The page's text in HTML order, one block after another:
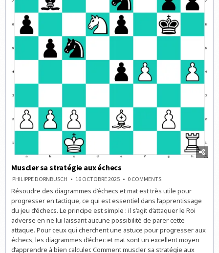
Muscler sa stratégie aux échecs
PHILIPPE DORNBUSCH 16 OCTOBRE 2025 0 COMMENTSON
SA
STRATÉGIE
AUX
ÉCHECS
Résoudre des diagrammes d’échecs et mat est très utile pour
progresser en tactique, ce qui est essentiel dans l’apprentissage
du jeu d’échecs. Le principe est simple : il s’agit d’attaquer le Roi
adverse en ne lui laissant aucune possibilité de parer cette
attaque. Pour ceux qui cherchent une astuce pour progresser aux
échecs, les diagrammes d’échec et mat sont un excellent moyen
d’apprendre à bien calculer. Comment muscler sa stratégie aux